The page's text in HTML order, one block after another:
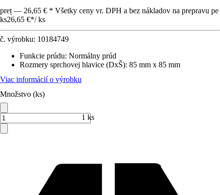
preț — 26,65 € * Všetky ceny vr. DPH a bez nákladov na prepravu pe
ks26,65 €*/ ks
č. výrobku: 10184749
Funkcie prúdu: Normálny prúd
Rozmery sprchovej hlavice (DxŠ): 85 mm x 85 mm
Viac informácií o výrobku
Množstvo (ks)
1 ks